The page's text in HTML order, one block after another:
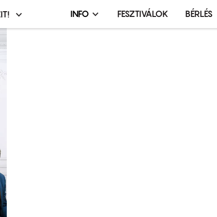
Infó,
INFO FESZTIVÁLOK BÉRLÉS